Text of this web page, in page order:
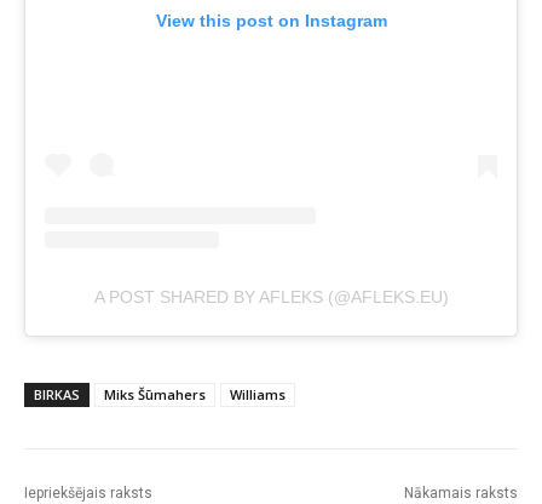
View this post on Instagram
A POST SHARED BY AFLEKS (@AFLEKS.EU)
BIRKAS Miks Šūmahers Williams
Iepriekšējais raksts Nākamais raksts